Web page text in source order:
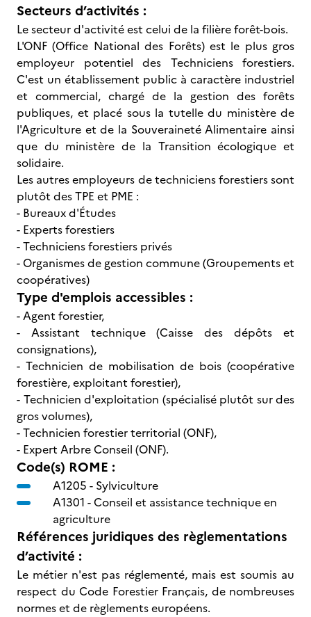
Secteurs d’activités :
Le secteur d'activité est celui de la filière forêt-bois.
L'ONF (Office National des Forêts) est le plus gros
employeur potentiel des Techniciens forestiers.
C'est un établissement public à caractère industriel
et commercial, chargé de la gestion des forêts
publiques, et placé sous la tutelle du ministère de
l'Agriculture et de la Souveraineté Alimentaire ainsi
que du ministère de la Transition écologique et
solidaire.
Les autres employeurs de techniciens forestiers sont
plutôt des TPE et PME :
- Bureaux d'Études
- Experts forestiers
- Techniciens forestiers privés
- Organismes de gestion commune (Groupements et
coopératives)
Type d'emplois accessibles :
- Agent forestier,
- Assistant technique (Caisse des dépôts et
consignations),
- Technicien de mobilisation de bois (coopérative
forestière, exploitant forestier),
- Technicien d'exploitation (spécialisé plutôt sur des
gros volumes),
- Technicien forestier territorial (ONF),
- Expert Arbre Conseil (ONF).
Code(s) ROME :
A1205 - Sylviculture
A1301 -Conseil et assistance technique en
agriculture
Références juridiques des règlementations
d’activité :
Le métier n'est pas réglementé, mais est soumis au
respect du Code Forestier Français, de nombreuses
normes et de règlements européens.